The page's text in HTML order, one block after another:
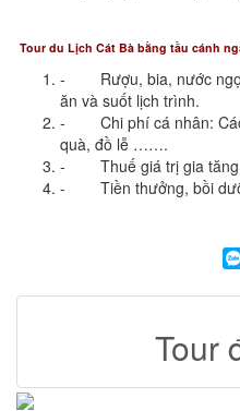
Tour du Lịch Cát Bà bằng tầu cánh
- Rượu, bia, nước
ăn và suốt lịch trình.
- Chi phí cá nhân: Các
quà, đồ lễ …….
- Thuế giá trị gia tăng
- Tiền thưởng, bồi
Tour